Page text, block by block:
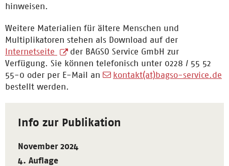
hinweisen.
Weitere Materialien für ältere Menschen und
Multiplikatoren stehen als Download auf der
Internetseite
der BAGSO Service GmbH zur
Verfügung. Sie können telefonisch unter 0228 / 55 52
55-0 oder per E-Mail an
kontakt(at)bagso-service.de
bestellt werden.
Info zur Publikation
November 2024
4. Auflage